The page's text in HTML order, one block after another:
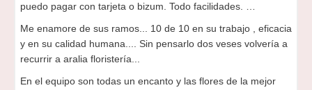
puedo pagar con tarjeta o bizum. Todo facilidades. …
Me enamore de sus ramos... 10 de 10 en su trabajo , eficacia
y en su calidad humana.... Sin pensarlo dos veses volvería a
recurrir a aralia floristería...
En el equipo son todas un encanto y las flores de la mejor